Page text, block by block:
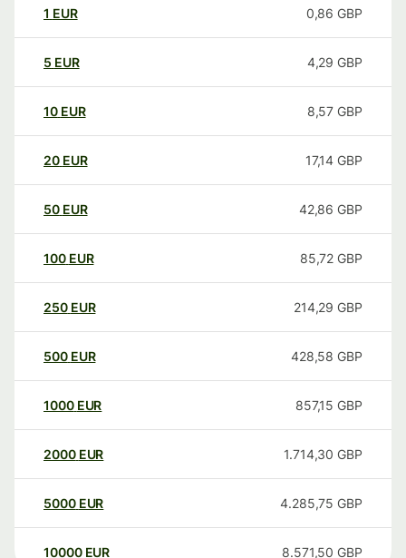
1 EUR 0,86 GBP
5 EUR 4,29 GBP
10 EUR 8,57 GBP
20 EUR 17,14 GBP
50 EUR 42,86 GBP
100 EUR 85,72 GBP
250 EUR 214,29 GBP
500 EUR 428,58 GBP
1000 EUR 857,15 GBP
2000 EUR 1.714,30 GBP
5000 EUR 4.285,75 GBP
10000 EUR 8.571,50 GBP